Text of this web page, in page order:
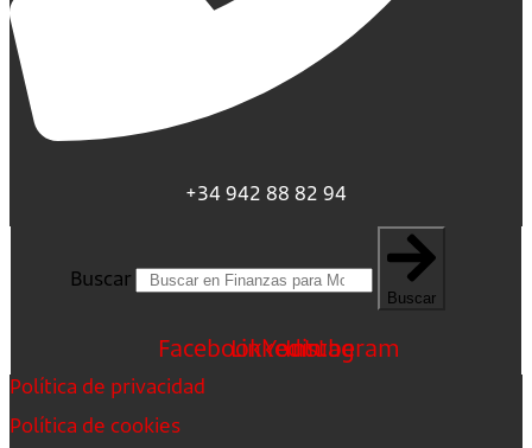
+34 942 88 82 94
Buscar
Buscar
FacebookLinkedin
Youtube
Instagram
Política de privacidad
Política de cookies